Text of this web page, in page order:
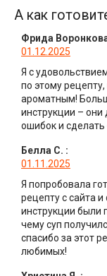
А как
Фрида
01.12.2025
Я с
по этому
ароматным!
инструкции –
ошибок и
Белла С. :
01.11.2025
Я попробовала
рецепту с сайта
инструкции были
чему суп
спасибо за этот
любимых!